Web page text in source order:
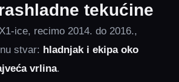
tekućine
ice, recimo 2014. do 2016.,
stvar: hladnjak i ekipa oko
vrlina.